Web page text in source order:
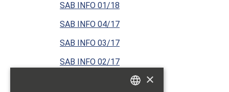
SAB INFO 01/18
SAB INFO 04/17
SAB INFO 03/17
SAB INFO 02/17
×